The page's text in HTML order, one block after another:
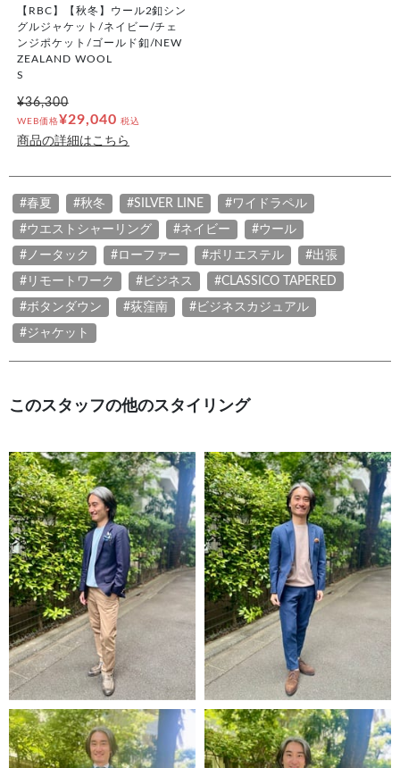
【RBC】【秋冬】ウール2釦シン
グルジャケット/ネイビー/チェ
ンジポケット/ゴールド釦/NEW
ZEALAND WOOL
S
¥36,300
WEB価格¥29,040 税込
商品の詳細はこちら
#春夏 #秋冬 #SILVER LINE #ワイドラペル
#ウエストシャーリング #ネイビー #ウール
#ノータック #ローファー #ポリエステル #出張
#リモートワーク #ビジネス #CLASSICO TAPERED
#ボタンダウン #荻窪南 #ビジネスカジュアル
#ジャケット
このスタッフの他のスタイリング